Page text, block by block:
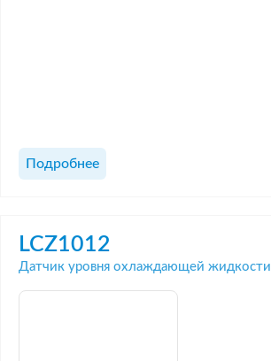
Подробнее
LCZ1012
Датчик уровня охлаждающей жидкости